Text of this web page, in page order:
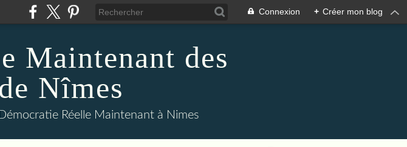
Connexion + Créer mon blog
Maintenant des
Nîmes
Réelle Maintenant à Nimes